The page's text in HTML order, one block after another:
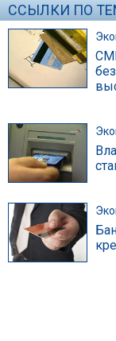
ССЫЛКИ ПО